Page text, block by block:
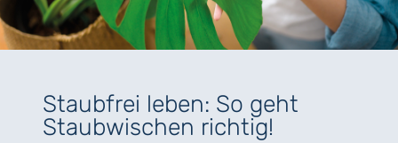
Staubfrei leben: So geht
Staubwischen richtig!